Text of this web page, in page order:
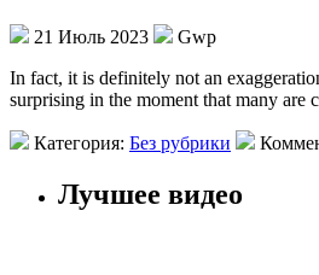
21 Июль 2023
Gwp
In fact, it is definitely not an
surprising in the moment that many
Категория: Без рубрики
Лучшее видео